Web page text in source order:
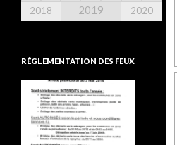
2018 2019 2020
RÉGLEMENTATION DES FEUX